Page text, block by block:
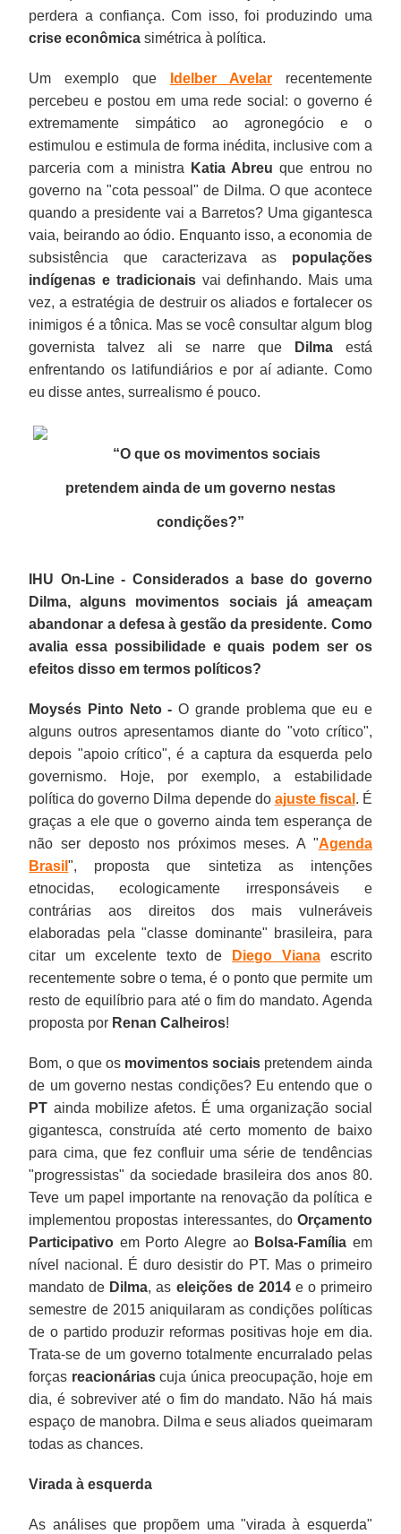
perdera a confiança. Com isso, foi produzindo uma
crise econômica simétrica à política.
Um exemplo que Idelber Avelarrecentemente
percebeu e postou em uma rede social: o governo é
extremamente simpático ao agronegócio e o
estimulou e estimula de forma inédita, inclusive com a
parceria com a ministra
Katia Abreu que entrou no
governo na "cota pessoal" de Dilma. O que acontece
quando a presidente vai a Barretos? Uma gigantesca
vaia, beirando ao ódio. Enquanto isso, a economia de
subsistência que caracterizava as populações
indígenas e tradicionaisvai definhando. Mais uma
vez, a estratégia de destruir os aliados e fortalecer os
inimigos é a tônica. Mas se você consultar algum blog
governista talvez ali se narre que
Dilmaestá
enfrentando os latifundiários e por aí adiante. Como
eu disse antes, surrealismo é pouco.
“O que os movimentos sociais
pretendem ainda de um governo nestas
condições?”
IHU On-Line - Considerados a base do governo
Dilma, alguns movimentos sociais já ameaçam
abandonar a defesa à gestão da presidente. Como
avalia essa possibilidade e quais podem ser os
efeitos disso em termos políticos?
Moysés Pinto Neto - O grande problema que eu e
alguns outros apresentamos diante do "voto crítico",
depois "apoio crítico", é a captura da esquerda pelo
governismo. Hoje, por exemplo, a estabilidade
política do governo Dilma depende do ajuste fiscal . É
graças a ele que o governo ainda tem esperança de
não ser deposto nos próximos meses. A "Agenda
Brasil", proposta que sintetiza as intenções
etnocidas, ecologicamente irresponsáveis e
contrárias aos direitos dos mais vulneráveis
elaboradas pela "classe dominante" brasileira, para
citar um excelente texto de
Diego Vianaescrito
recentemente sobre o tema, é o ponto que permite um
resto de equilíbrio para até o fim do mandato. Agenda
proposta por Renan Calheiros!
Bom, o que os movimentos sociais pretendem ainda
de um governo nestas condições? Eu entendo que o
PT ainda mobilize afetos. É uma organização social
gigantesca, construída até certo momento de baixo
para cima, que fez confluir uma série de tendências
"progressistas" da sociedade brasileira dos anos 80.
Teve um papel importante na renovação da política e
implementou propostas interessantes, do Orçamento
Participativo em Porto Alegre ao Bolsa-Família em
nível nacional. É duro desistir do PT. Mas o primeiro
mandato de Dilma, as eleições de 2014e o primeiro
semestre de 2015 aniquilaram as condições políticas
de o partido produzir reformas positivas hoje em dia.
Trata-se de um governo totalmente encurralado pelas
forças reacionáriascuja única preocupação, hoje em
dia, é sobreviver até o fim do mandato. Não há mais
espaço de manobra. Dilma e seus aliados queimaram
todas as chances.
Virada à esquerda
As análises que propõem uma "virada à esquerda"